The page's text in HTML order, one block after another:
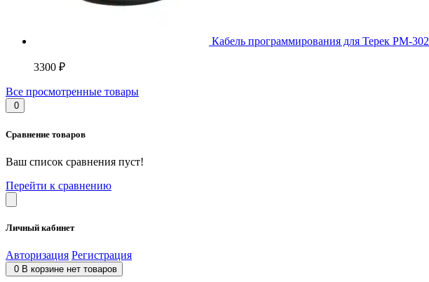
Кабель программирования для Терек РМ-302
3300 ₽
Все просмотренные товары
0
Сравнение товаров
Ваш список сравнения пуст!
Перейти к сравнению
Личный кабинет
Авторизация Регистрация
0 В корзине нет товаров